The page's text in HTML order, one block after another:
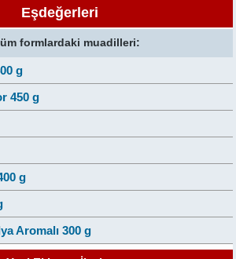
Eşdeğerleri
formlardaki muadilleri:
g
450 g
g
Aromalı 300 g